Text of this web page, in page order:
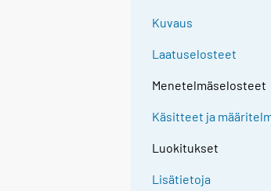
Kuvaus
Laatuselosteet
Menetelmäselosteet
Käsitteet ja
Luokitukset
Lisätietoja